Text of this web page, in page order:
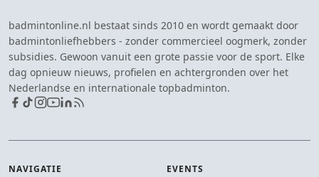
badmintonline.nl bestaat sinds 2010 en wordt gemaakt door
badmintonliefhebbers - zonder commercieel oogmerk, zonder
subsidies. Gewoon vanuit een grote passie voor de sport. Elke
dag opnieuw nieuws, profielen en achtergronden over het
Nederlandse en internationale topbadminton.
NAVIGATIE EVENTS